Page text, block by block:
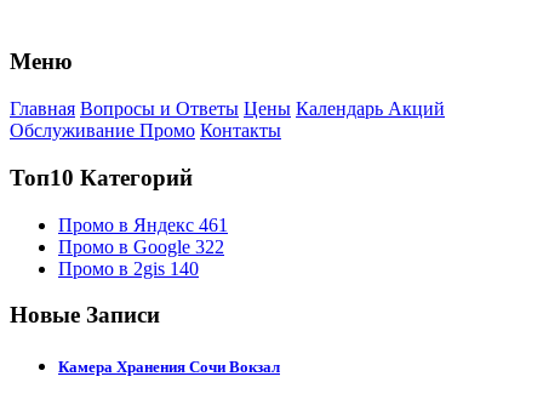
Меню
Главная Вопросы и Ответы Цены Календарь Акций
Обслуживание Промо Контакты
Топ10 Категорий
Промо в Яндекс 461
Промо в Google 322
Промо в 2gis 140
Новые Записи
Камера Хранения Сочи Вокзал